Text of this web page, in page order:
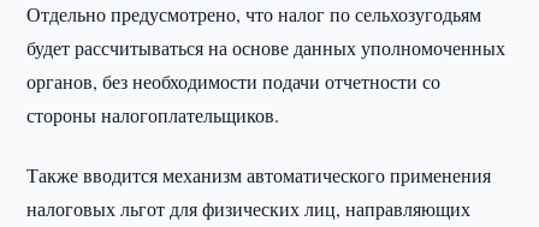
Отдельно предусмотрено, что налог по сельхозугодьям
будет рассчитываться на основе данных уполномоченных
органов, без необходимости подачи отчетности со
стороны налогоплательщиков.
Также вводится механизм автоматического применения
налоговых льгот для физических лиц, направляющих